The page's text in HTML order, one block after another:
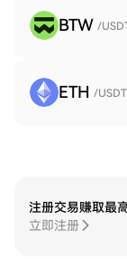
BTW /
ETH /USDT
注册交易赚取最
立即注册